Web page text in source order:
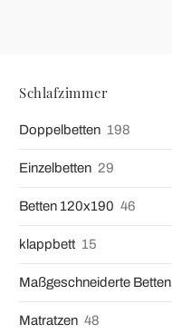
Schlafzimmer
Doppelbetten 198
Einzelbetten 29
Betten 120x190 46
klappbett 15
Maßgeschneiderte Betten
Matratzen 48